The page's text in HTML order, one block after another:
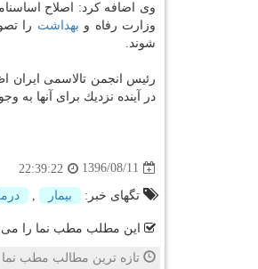
وی اضافه كرد: اصلاح
وزارت رفاه و بهداشت را
شوند.
در آینده نزدیك برای آنها به
1396/08/11
22:39:22
تگهای خبر: بیمار
این مطلب مطب نما را می
تازه ترین مطالب مطب نما